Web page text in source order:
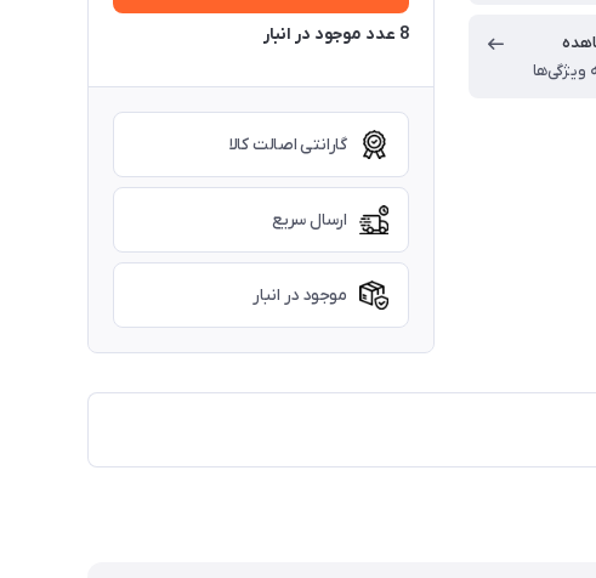
ویژگی‌ها
8 عدد موجود در انبار
گارانتی اصالت کالا
ارسال سریع
موجود در انبار